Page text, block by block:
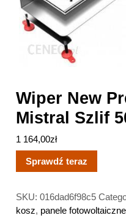
Wiper New
Mistral Szlif
1 164,00zł
Sprawdź teraz
SKU:016dad6f98c5
kosz, panele